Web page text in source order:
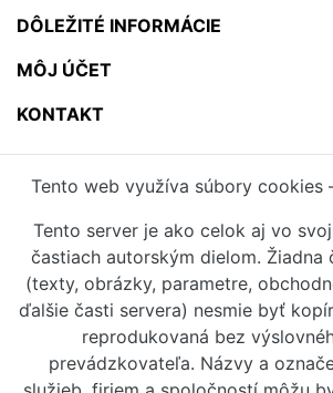
DÔLEŽITÉ INFORMÁCIE
MÔJ ÚČET
KONTAKT
Tento web využíva súbory cookies
Tento server je ako celok aj vo
častiach autorským dielom. Žiadna
(texty, obrázky, parametre,
ďalšie časti servera) nesmie byť
reprodukovaná bez
prevádzkovateľa. Názvy a